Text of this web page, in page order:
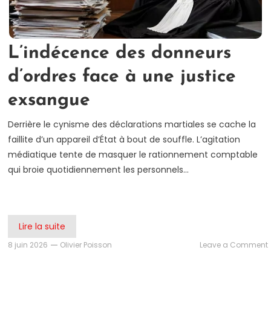
L’indécence des donneurs
d’ordres face à une justice
exsangue
Derrière le cynisme des déclarations martiales se cache la
faillite d’un appareil d’État à bout de souffle. L’agitation
médiatique tente de masquer le rationnement comptable
qui broie quotidiennement les personnels…
Lire la suite
8 juin 2026 Olivier Poisson Leave a Comment